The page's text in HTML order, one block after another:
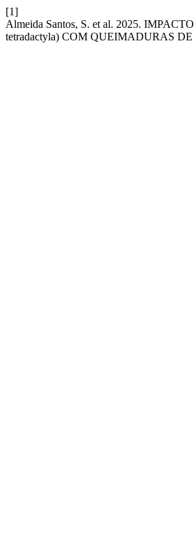
[1]
Almeida Santos, S. et al. 2025.
tetradactyla) COM QUEIMADURAS